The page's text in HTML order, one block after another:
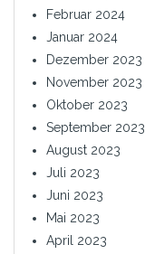
Februar 2024
Januar 2024
Dezember 2023
November 2023
Oktober 2023
September 2023
August 2023
Juli 2023
Juni 2023
Mai 2023
April 2023